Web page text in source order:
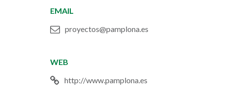
EMAIL
proyectos@pamplona.es
WEB
http://www.pamplona.es